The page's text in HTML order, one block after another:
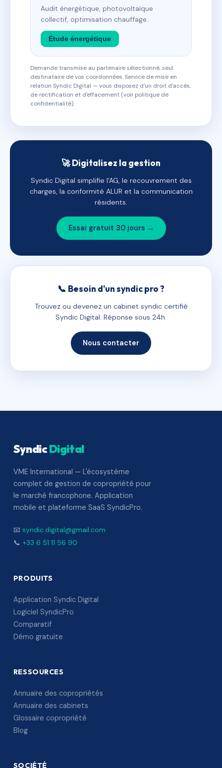
Audit énergétique, photovoltaïque
collectif, optimisation chauffage.
Étude énergétique
Demande transmise au partenaire sélectionné, seul
destinataire de vos coordonnées. Service de mise en
relation Syndic Digital — vous disposez d'un droit d'accès,
de rectification et d'effacement (voir politique de
confidentialité).
🚀 Digitalisez la gestion
Syndic Digital simplifie l'AG, le recouvrement des
charges, la conformité ALUR et la communication
résidents.
Essai gratuit 30 jours →
📞 Besoin d'un syndic pro ?
Trouvez ou devenez un cabinet syndic certifié
Syndic Digital. Réponse sous 24h.
Nous contacter
SyndicDigital
VME International — L'écosystème
complet de gestion de copropriété pour
le marché francophone. Application
mobile et plateforme SaaS SyndicPro.
📧 syndic.digital@gmail.com
📞 +33 6 51 11 56 90
PRODUITS
Application Syndic Digital
Logiciel SyndicPro
Comparatif
Démo gratuite
RESSOURCES
Annuaire des copropriétés
Annuaire des cabinets
Glossaire copropriété
Blog
SOCIÉTÉ